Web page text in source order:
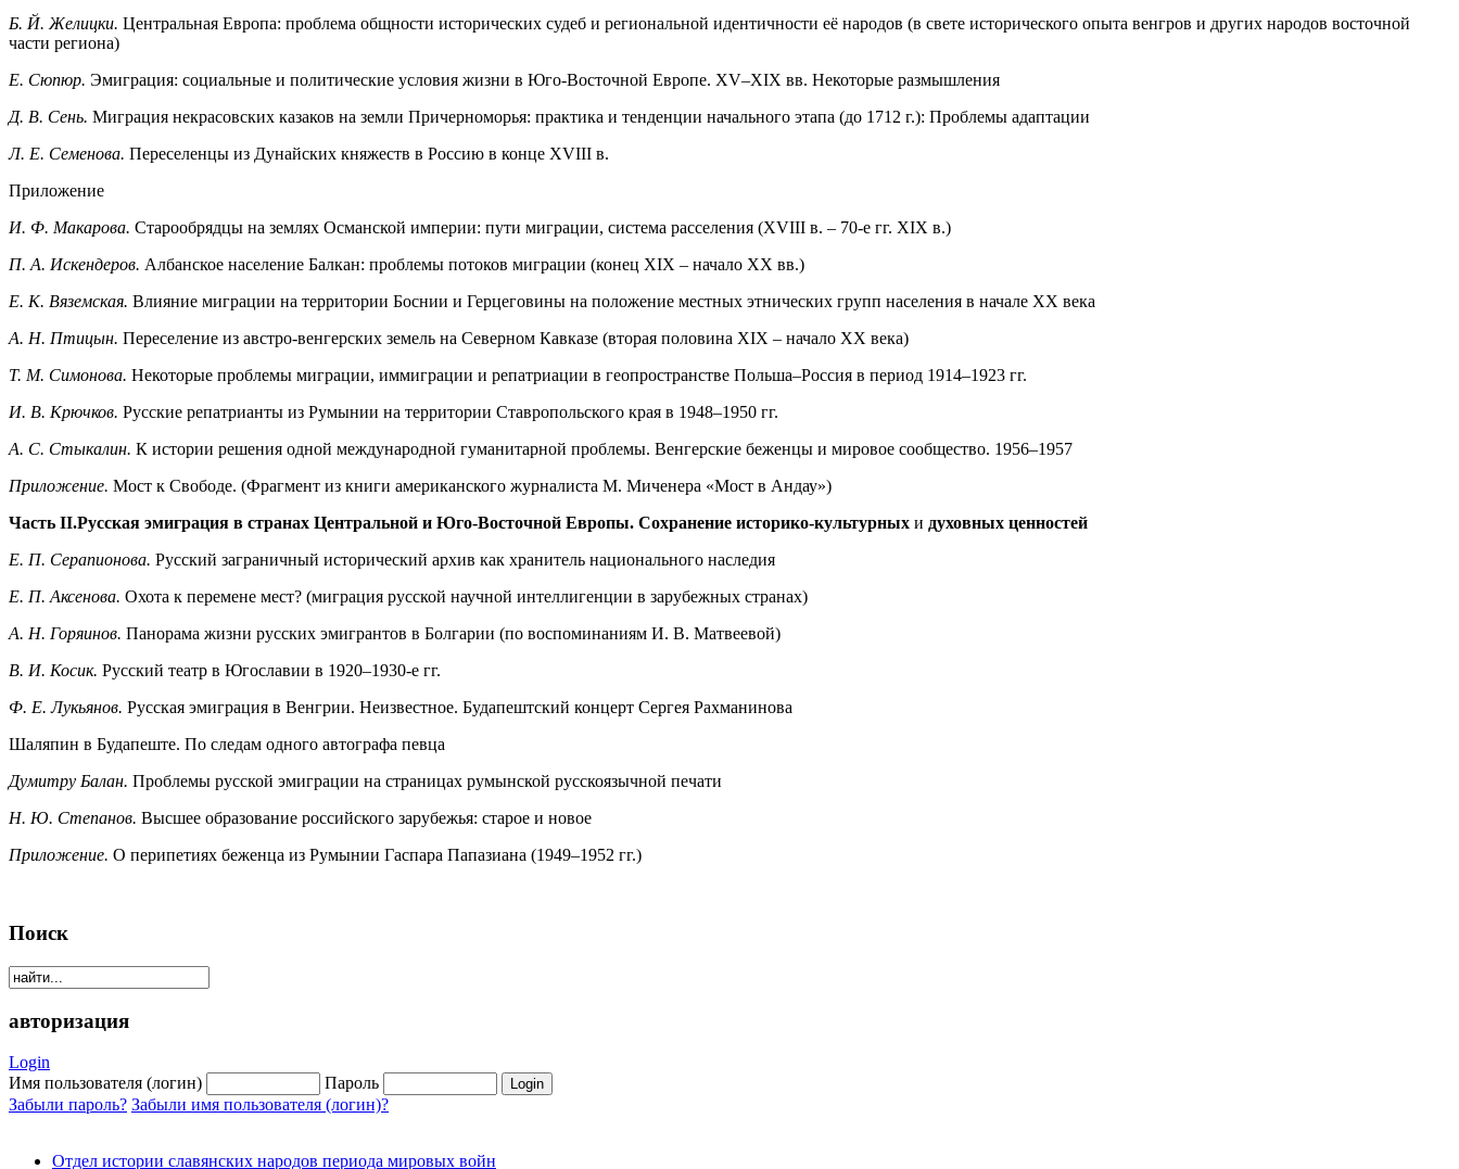
Б. Й. Желицки. Центральная Европа: проблема общности исторических судеб и региональной идентичности её народов (в свете исторического опыта венгров и других народов восточной
части региона)
Е. Сюпюр. Эмиграция: социальные и политические условия жизни в Юго-Восточной Европе. XV–XIX вв. Некоторые размышления
Д. В. Сень. Миграция некрасовских казаков на земли Причерноморья: практика и тенденции начального этапа (до 1712 г.): Проблемы адаптации
Л. Е. Семенова. Переселенцы из Дунайских княжеств в Россию в конце XVIII в.
Приложение
И. Ф. Макарова. Старообрядцы на землях Османской империи: пути миграции, система расселения (XVIII в. – 70-е гг. XIX в.)
П. А. Искендеров. Албанское население Балкан: проблемы потоков миграции (конец XIX – начало XX вв.)
Е. К. Вяземская. Влияние миграции на территории Боснии и Герцеговины на положение местных этнических групп населения в начале XX века
A. Н. Птицын. Переселение из австро-венгерских земель на Северном Кавказе (вторая половина XIX – начало XX века)
Т. М. Симонова. Некоторые проблемы миграции, иммиграции и репатриации в геопространстве Польша–Россия в период 1914–1923 гг.
И. В. Крючков. Русские репатрианты из Румынии на территории Ставропольского края в 1948–1950 гг.
А. С. Стыкалин. К истории решения одной международной гуманитарной проблемы. Венгерские беженцы и мировое сообщество. 1956–1957
Приложение. Мост к Свободе. (Фрагмент из книги американского журналиста М. Миченера «Мост в Андау»)
Часть II.Русская эмиграция в странах Центральной и Юго-Восточной Европы. Сохранение историко-культурных и духовных ценностей
Е. П. Серапионова. Русский заграничный исторический архив как хранитель национального наследия
Е. П. Аксенова. Охота к перемене мест? (миграция русской научной интеллигенции в зарубежных странах)
A. Н. Горяинов. Панорама жизни русских эмигрантов в Болгарии (по воспоминаниям И. В. Матвеевой)
B. И. Косик. Русский театр в Югославии в 1920–1930-е гг.
Ф. E.Лукьянов. Русская эмиграция в Венгрии. Неизвестное. Будапештский концерт Сергея Рахманинова
Шаляпин в Будапеште. По следам одного автографа певца
Думитру Балан. Проблемы русской эмиграции на страницах румынской русскоязычной печати
Н. Ю. Степанов. Высшее образование российского зарубежья: старое и новое
Приложение. О перипетиях беженца из Румынии Гаспара Папазиана (1949–1952 гг.)
Поиск
авторизация
Login
Имя пользователя (логин)
Пароль
Забыли пароль? Забыли имя пользователя (логин)?
Отдел истории славянских народов периода мировых войн